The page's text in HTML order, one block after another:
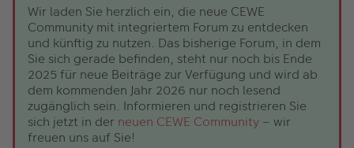
Wir laden Sie herzlich ein, die neue CEWE
Community mit integriertem Forum zu entdecken
und künftig zu nutzen. Das bisherige Forum, in dem
Sie sich gerade befinden, steht nur noch bis Ende
2025 für neue Beiträge zur Verfügung und wird ab
dem kommenden Jahr 2026 nur noch lesend
zugänglich sein. Informieren und registrieren Sie
sich jetzt in der neuen CEWE Community – wir
freuen uns auf Sie!